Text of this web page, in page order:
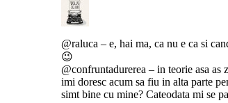
@raluca – e, hai ma, ca nu e ca si
😉
@confruntadurerea – in teorie asa as
imi doresc acum sa fiu in alta parte
simt bine cu mine? Cateodata mi se